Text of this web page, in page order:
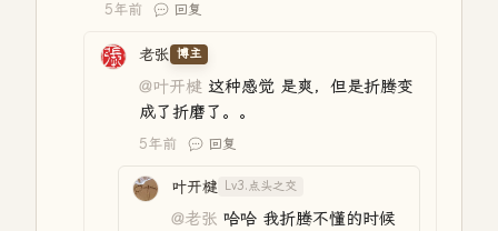
5年前 回复
老张 博主
@叶开楗 这种感觉 是爽，但是折腾变
成了折磨了。。
5年前 回复
叶开楗 Lv3.点头之交
@老张 哈哈 我折腾不懂的时候